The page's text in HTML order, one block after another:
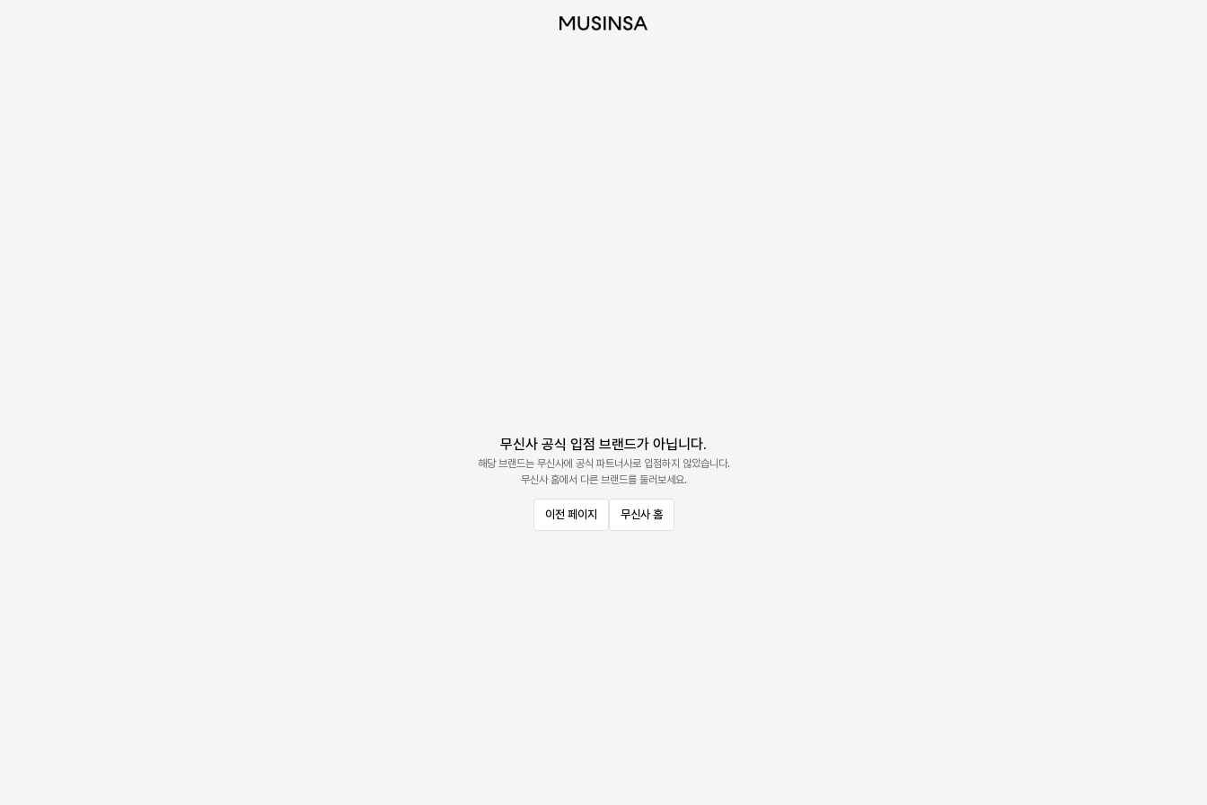
무신사 공식 입점 브랜드가 아닙니다.
해당 브랜드는 무신사에 공식 파트너사로 입점하지 않았습니다.
무신사 홈에서 다른 브랜드를 둘러보세요.
이전 페이지 무신사 홈